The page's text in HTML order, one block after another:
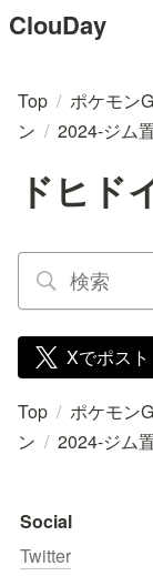
ClouDay
Top / ポケモン
ン / 2024-ジム
ドヒド
Xでポスト
Top / ポケモン
ン / 2024-ジム
Social
Twitter